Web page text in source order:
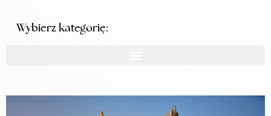
Wybierz kategorię: